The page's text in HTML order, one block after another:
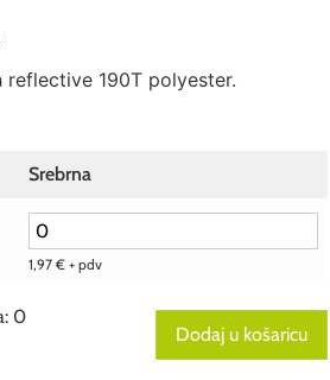
190T polyester.
Srebrna
1,97 € + pdv
: 0
Dodaj u košaricu